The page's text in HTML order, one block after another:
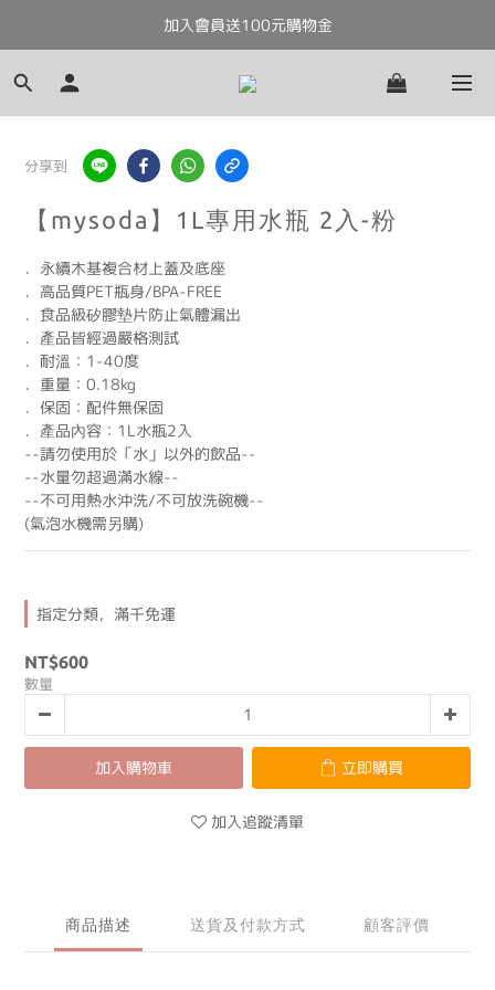
全館滿千免運
加入會員送100元購物金
全館滿千免運
分享到
【mysoda】1L專用水瓶 2入-粉
．永續木基複合材上蓋及底座
．高品質PET瓶身/BPA-FREE
．食品級矽膠墊片防止氣體漏出
．產品皆經過嚴格測試
．耐溫：1-40度
．重量：0.18kg
．保固：配件無保固
．產品內容：1L水瓶2入
--請勿使用於「水」以外的飲品--
--水量勿超過滿水線--
--不可用熱水沖洗/不可放洗碗機--
(氣泡水機需另購)
指定分類，滿千免運
NT$600
數量
加入購物車 立即購買
加入追蹤清單
商品描述 送貨及付款方式 顧客評價